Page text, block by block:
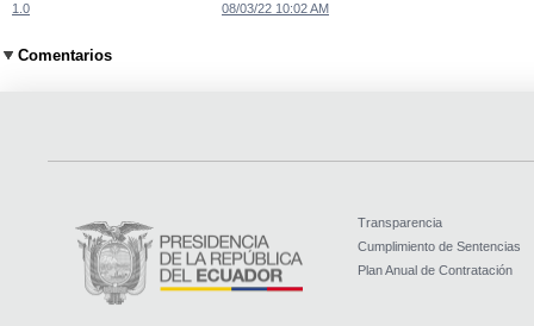
1.0 08/03/22 10:02 AM
Comentarios
Transparencia
Cumplimiento de Sentencias
Plan Anual de Contratación